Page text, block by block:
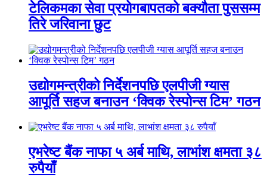
टेलिकमका सेवा प्रयोगबापतको बक्यौता पुससम्म
तिरे जरिवाना छुट
उद्योगमन्त्रीको निर्देशनपछि एलपीजी ग्यास
आपूर्ति सहज बनाउन ‘क्विक रेस्पोन्स टिम’ गठन
एभरेष्ट बैंक नाफा ५ अर्ब माथि, लाभांश क्षमता ३८
रुपैयाँ